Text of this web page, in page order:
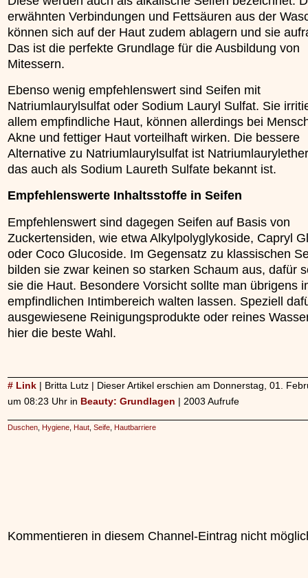
erwähnten Verbindungen und Fettsäuren aus der
können sich auf der Haut zudem ablagern und sie
Das ist die perfekte Grundlage für die Ausbildung von
Mitessern.
Ebenso wenig empfehlenswert sind Seifen mit
Natriumlaurylsulfat oder Sodium Lauryl Sulfat. Sie
allem empfindliche Haut, können allerdings bei
Akne und fettiger Haut vorteilhaft wirken. Die bessere
Alternative zu Natriumlaurylsulfat ist
das auch als Sodium Laureth Sulfate bekannt ist.
Empfehlenswerte Inhaltsstoffe in Seifen
Empfehlenswert sind dagegen Seifen auf Basis von
Zuckertensiden, wie etwa Alkylpolyglykoside, Capryl
oder Coco Glucoside. Im Gegensatz zu klassischen
bilden sie zwar keinen so starken Schaum aus, dafür
sie die Haut. Besondere Vorsicht sollte man übrigens
empfindlichen Intimbereich walten lassen. Speziell
ausgewiesene Reinigungsprodukte oder reines
hier die beste Wahl.
# Link | Britta Lutz | Dieser Artikel erschien am Donnerstag, 01.
um 08:23 Uhr in Beauty: Grundlagen | 2003 Aufrufe
Duschen Hygiene Haut Seife Hautbarriere
Kommentieren in diesem Channel-Eintrag nicht